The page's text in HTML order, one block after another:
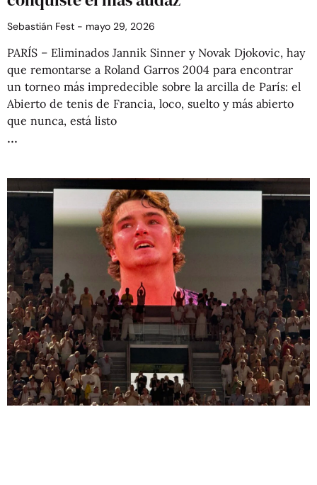
Sebastián Fest mayo 29, 2026
PARÍS – Eliminados Jannik Sinner y Novak Djokovic, hay
que remontarse a Roland Garros 2004 para encontrar
un torneo más impredecible sobre la arcilla de París: el
Abierto de tenis de Francia, loco, suelto y más abierto
que nunca, está listo